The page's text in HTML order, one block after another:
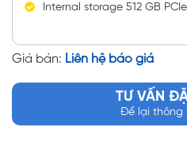
Internal storage 512 GB
Giá bán: Liên hệ báo giá
TƯ VẤN
Để lại thông